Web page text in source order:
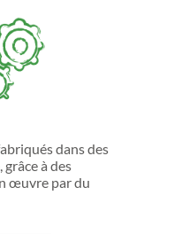
dans des
à des
œuvre par du